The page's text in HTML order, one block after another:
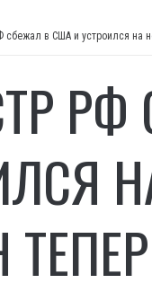
сбежал в США и устроился на